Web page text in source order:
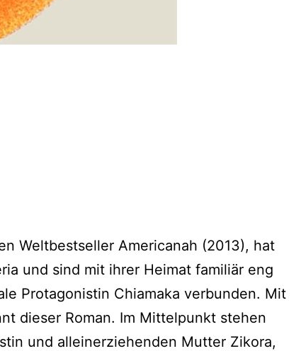
Weltbestseller Americanah (2013), hat
und sind mit ihrer Heimat familiär eng
Protagonistin Chiamaka verbunden. Mit
dieser Roman. Im Mittelpunkt stehen
und alleinerziehenden Mutter Zikora,